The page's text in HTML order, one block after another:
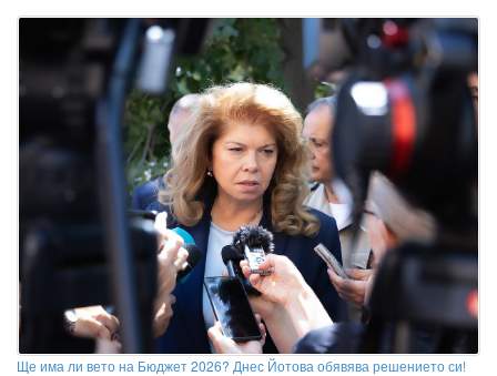
Ще има ли вето на Бюджет 2026? Днес Йотова обявява решението си!